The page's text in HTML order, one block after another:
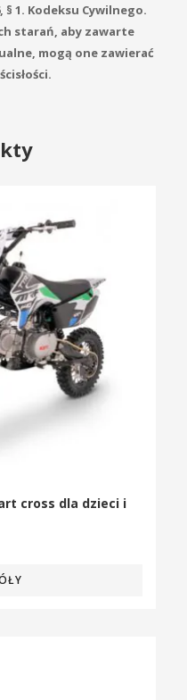
1. Kodeksu Cywilnego.
starań, aby zawarte
mogą one zawierać
cross dla dzieci i